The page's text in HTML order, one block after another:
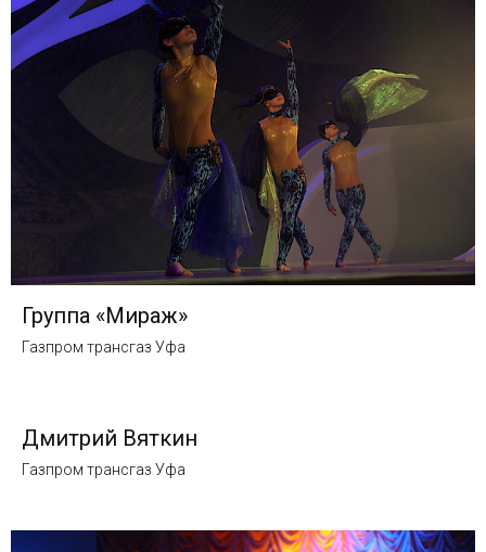
Группа «Мираж»
Газпром трансгаз Уфа
Дмитрий Вяткин
Газпром трансгаз Уфа